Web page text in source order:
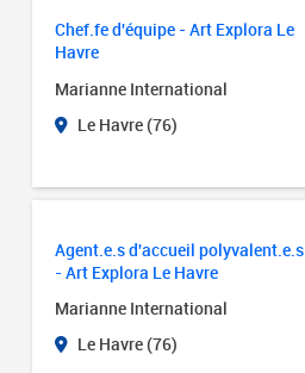
Chef.fe d'équipe - Art Explora Le
Havre
Marianne International
Le Havre (76)
Agent.e.s d'accueil polyvalent.e.s
- Art Explora Le Havre
Marianne International
Le Havre (76)